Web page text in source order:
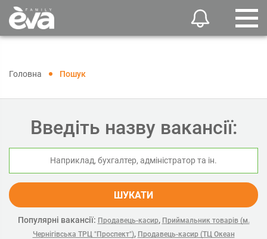
Головна Пошук
Введіть назву вакансії:
ШУКАТИ
Популярні вакансії: Продавець-касир, Приймальник товарів (м.
Чернігівська ТРЦ "Проспект"), Продавець-касир (ТЦ Океан